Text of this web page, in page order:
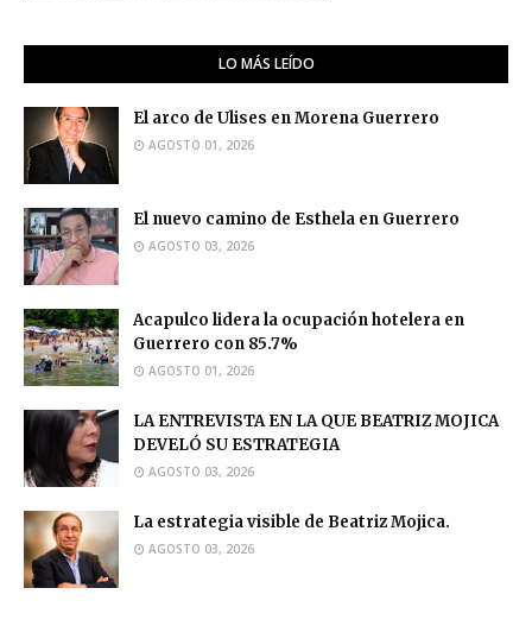
LO MÁS LEÍDO
El arco de Ulises en Morena Guerrero
AGOSTO 01, 2026
El nuevo camino de Esthela en Guerrero
AGOSTO 03, 2026
Acapulco lidera la ocupación hotelera en
Guerrero con 85.7%
AGOSTO 01, 2026
LA ENTREVISTA EN LA QUE BEATRIZ MOJICA
DEVELÓ SU ESTRATEGIA
AGOSTO 03, 2026
La estrategia visible de Beatriz Mojica.
AGOSTO 03, 2026